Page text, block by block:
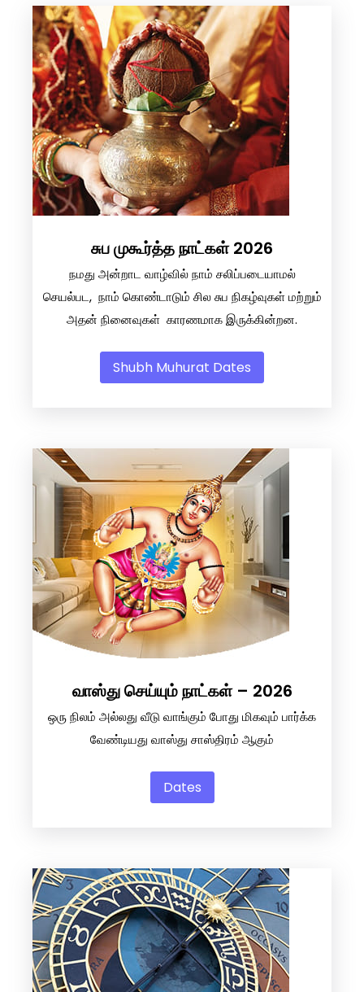
சுப முகூர்த்த நாட்கள் 2026
நமது அன்றாட வாழ்வில் நாம் சலிப்படையாமல்
செயல்பட, நாம் கொண்டாடும் சில சுப நிகழ்வுகள் மற்றும்
அதன் நினைவுகள் காரணமாக இருக்கின்றன.
Shubh Muhurat Dates
வாஸ்து செய்யும் நாட்கள் – 2026
ஒரு நிலம் அல்லது வீடு வாங்கும் போது மிகவும் பார்க்க
வேண்டியது வாஸ்து சாஸ்திரம் ஆகும்
Dates